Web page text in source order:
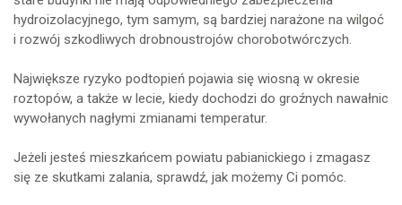
hydroizolacyjnego, tym samym, są bardziej narażone na wilgoć
i rozwój szkodliwych drobnoustrojów chorobotwórczych.
Największe ryzyko podtopień pojawia się wiosną w okresie
roztopów, a także w lecie, kiedy dochodzi do groźnych nawałnic
wywołanych nagłymi zmianami temperatur.
Jeżeli jesteś mieszkańcem powiatu pabianickiego i zmagasz
się ze skutkami zalania, sprawdź, jak możemy Ci pomóc.